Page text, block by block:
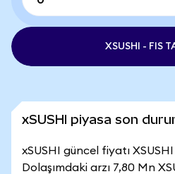
XSUSHI - FIS
xSUSHI piyasa son
xSUSHI güncel fiyatı
Dolaşımdaki arzı 7,80 Mn